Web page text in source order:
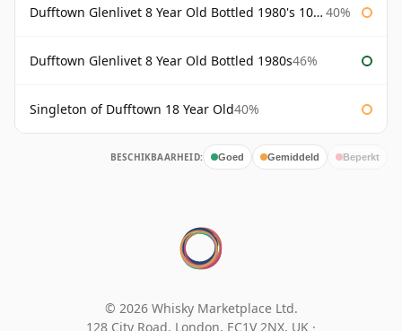
Dufftown Glenlivet 8 Year Old Bottled 1980's 100cl 40%
Dufftown Glenlivet 8 Year Old Bottled 1980s46%
Singleton of Dufftown 18 Year Old40%
BESCHIKBAARHEID: Goed Gemiddeld Beperkt
© 2026 Whisky Marketplace Ltd.
128 City Road, London, EC1V 2NX, UK ·